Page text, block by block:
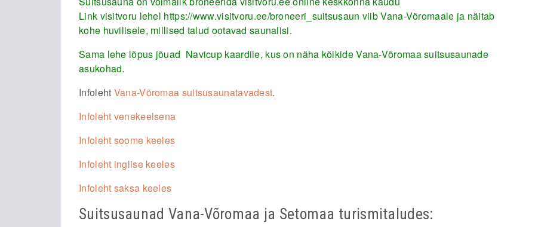
Link visitvoru lehel https://www.visitvoru.ee/broneeri_suitsusaun viib Vana-Võromaale ja näitab
kohe huvilisele, millised talud ootavad saunalisi.
Sama lehe lõpus jõuad Navicup kaardile, kus on näha kõikide Vana-Võromaa suitsusaunade
asukohad.
Infoleht Vana-Võromaa suitsusaunatavadest.
Infoleht venekeelsena
Infoleht soome keeles
Infoleht inglise keeles
Infoleht saksa keeles
Suitsusaunad Vana-Võromaa ja Setomaa turismitaludes: